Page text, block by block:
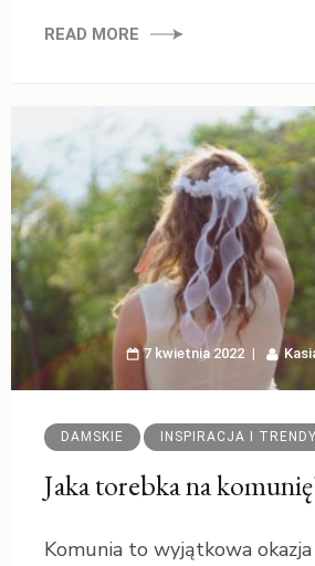
READ MORE
7 kwietnia 2022
DAMSKIE INSPIRACJA I TRENDY
Jaka torebka na
Komunia to wyjątkowa